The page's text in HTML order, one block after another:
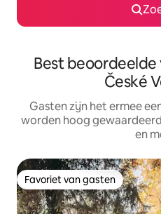
Best
České
Gasten zijn het ermee
worden hoog
en
Favoriet van gasten
Favoriet van gasten